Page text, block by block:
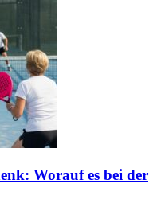
Worauf es bei der